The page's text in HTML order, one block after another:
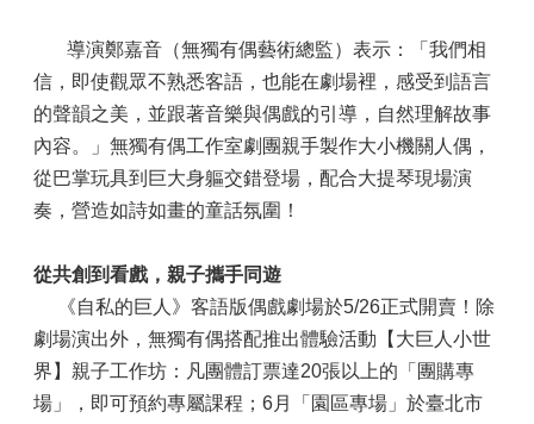
導演鄭嘉音（無獨有偶藝術總監）表示：「我們相
信，即使觀眾不熟悉客語，也能在劇場裡，感受到語言
的聲韻之美，並跟著音樂與偶戲的引導，自然理解故事
內容。」無獨有偶工作室劇團親手製作大小機關人偶，
從巴掌玩具到巨大身軀交錯登場，配合大提琴現場演
奏，營造如詩如畫的童話氛圍！
從共創到看戲，親子攜手同遊
《自私的巨人》客語版偶戲劇場於5/26正式開賣！除
劇場演出外，無獨有偶搭配推出體驗活動【大巨人小世
界】親子工作坊：凡團體訂票達20張以上的「團購專
場」，即可預約專屬課程；6月「園區專場」於臺北市